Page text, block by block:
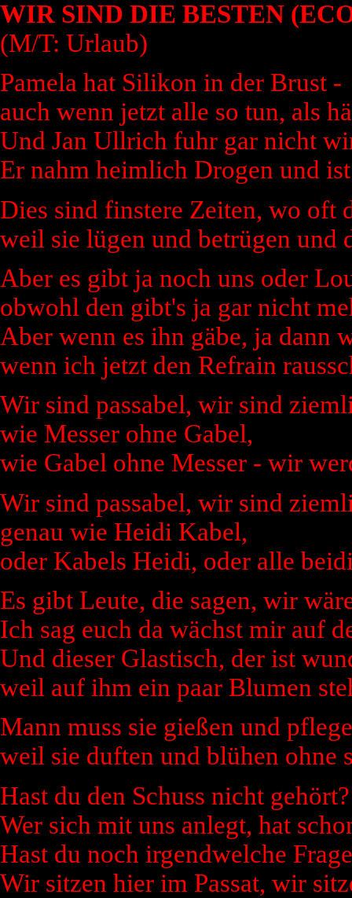
WIR SIND DIE BESTEN
(M/T: Urlaub)
Pamela hat Silikon in der Brust -
auch wenn jetzt alle so tun, als
Und Jan Ullrich fuhr gar nicht
Er nahm heimlich Drogen und
Dies sind finstere Zeiten, wo oft
weil sie lügen und betrügen und
Aber es gibt ja noch uns oder
obwohl den gibt's ja gar nicht
Aber wenn es ihn gäbe, ja dann
wenn ich jetzt den Refrain
Wir sind passabel, wir sind
wie Messer ohne Gabel,
wie Gabel ohne Messer - wir
Wir sind passabel, wir sind
genau wie Heidi Kabel,
oder Kabels Heidi, oder alle
Es gibt Leute, die sagen, wir
Ich sag euch da wächst mir auf
Und dieser Glastisch, der ist
weil auf ihm ein paar Blumen
Mann muss sie gießen und
weil sie duften und blühen ohne
Hast du den Schuss nicht
Wer sich mit uns anlegt, hat
Hast du noch irgendwelche
Wir sitzen hier im Passat, wir